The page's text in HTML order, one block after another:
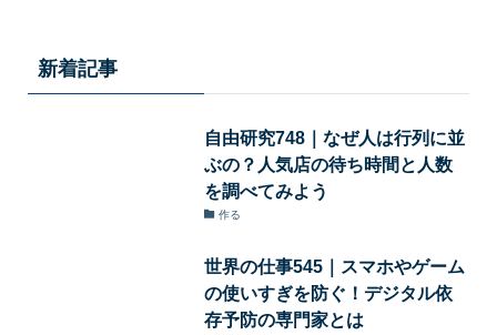
新着記事
自由研究748｜なぜ人は行列に並
ぶの？人気店の待ち時間と人数
を調べてみよう
作る
世界の仕事545｜スマホやゲーム
の使いすぎを防ぐ！デジタル依
存予防の専門家とは